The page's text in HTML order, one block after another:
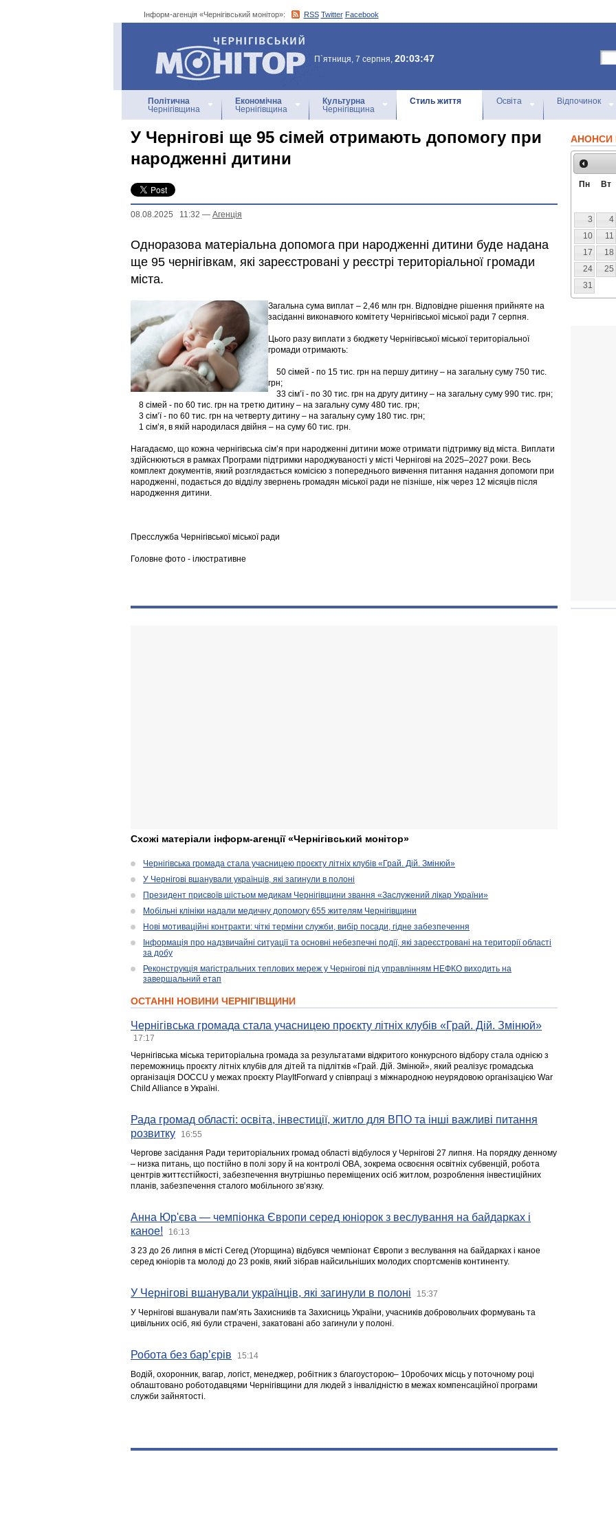
Інформ-агенція «Чернігівський монітор»: RSS Twitter Facebook
Інформ-агенція
«Чернігівський монітор»
П`ятниця, 7 серпня, 20:03:47
Політична
Чернігівщина
Економічна
Чернігівщина
Культурна
Чернігівщина
Стиль життя Освіта Відпочинок
У Чернігові ще 95 сімей отримають допомогу при
народженні дитини
08.08.2025 11:32 — Агенцiя
Одноразова матеріальна допомога при народженні дитини буде надана
ще 95 чернігівкам, які зареєстровані у реєстрі територіальної громади
міста.
Загальна сума виплат – 2,46 млн грн. Відповідне рішення прийняте на
засіданні виконавчого комітету Чернігівської міської ради 7 серпня.
Цього разу виплати з бюджету Чернігівської міської територіальної
громади отримають:
50 сімей - по 15 тис. грн на першу дитину – на загальну суму 750 тис.
грн;
33 сім’ї - по 30 тис. грн на другу дитину – на загальну суму 990 тис. грн;
8 сімей - по 60 тис. грн на третю дитину – на загальну суму 480 тис. грн;
3 сім’ї - по 60 тис. грн на четверту дитину – на загальну суму 180 тис. грн;
1 сім’я, в якій народилася двійня – на суму 60 тис. грн.
Нагадаємо, що кожна чернігівська сім’я при народженні дитини може отримати підтримку від міста. Виплати
здійснюються в рамках Програми підтримки народжуваності у місті Чернігові на 2025–2027 роки. Весь
комплект документів, який розглядається комісією з попереднього вивчення питання надання допомоги при
народженні, подається до відділу звернень громадян міської ради не пізніше, ніж через 12 місяців після
народження дитини.
Пресслужба Чернігівської міської ради
Головне фото - ілюстративне
Схожі матеріали інформ-агенції «Чернігівський монітор»
Чернігівська громада стала учасницею проєкту літніх клубів «Грай. Дій. Змінюй»
У Чернігові вшанували українців, які загинули в полоні
Президент присвоїв шістьом медикам Чернігівщини звання «Заслужений лікар України»
Мобільні клініки надали медичну допомогу 655 жителям Чернігівщини
Нові мотиваційні контракти: чіткі терміни служби, вибір посади, гідне забезпечення
Інформація про надзвичайні ситуації та основні небезпечні події, які зареєстровані на території області
за добу
Реконструкція магістральних теплових мереж у Чернігові під управлінням НЕФКО виходить на
завершальний етап
ОСТАННІ НОВИНИ ЧЕРНІГІВЩИНИ
Чернігівська громада стала учасницею проєкту літніх клубів «Грай. Дій. Змінюй»
17:17
Чернігівська міська територіальна громада за результатами відкритого конкурсного відбору стала однією з
переможниць проєкту літніх клубів для дітей та підлітків «Грай. Дій. Змінюй», який реалізує громадська
організація DOCCU у межах проєкту PlayItForward у співпраці з міжнародною неурядовою організацією War
Child Alliance в Україні.
Рада громад області: освіта, інвестиції, житло для ВПО та інші важливі питання
розвитку
16:55
Чергове засідання Ради територіальних громад області відбулося у Чернігові 27 липня. На порядку денному
– низка питань, що постійно в полі зору й на контролі ОВА, зокрема освоєння освітніх субвенцій, робота
центрів життєстійкості, забезпечення внутрішньо переміщених осіб житлом, розроблення інвестиційних
планів, забезпечення сталого мобільного зв’язку.
Анна Юр'єва — чемпіонка Європи серед юніорок з веслування на байдарках і
каное!
16:13
З 23 до 26 липня в місті Сегед (Угорщина) відбувся чемпіонат Європи з веслування на байдарках і каное
серед юніорів та молоді до 23 років, який зібрав найсильніших молодих спортсменів континенту.
У Чернігові вшанували українців, які загинули в полоні 15:37
У Чернігові вшанували пам’ять Захисників та Захисниць України, учасників добровольчих формувань та
цивільних осіб, які були страчені, закатовані або загинули у полоні.
Робота без бар’єрів 15:14
Водій, охоронник, вагар, логіст, менеджер, робітник з благоусторою– 10робочих місць у поточному році
облаштовано роботодавцями Чернігівщини для людей з інвалідністю в межах компенсаційної програми
служби зайнятості.
АНОНСИ
Пн Вт
3
4
10
11
17
18
24
25
31